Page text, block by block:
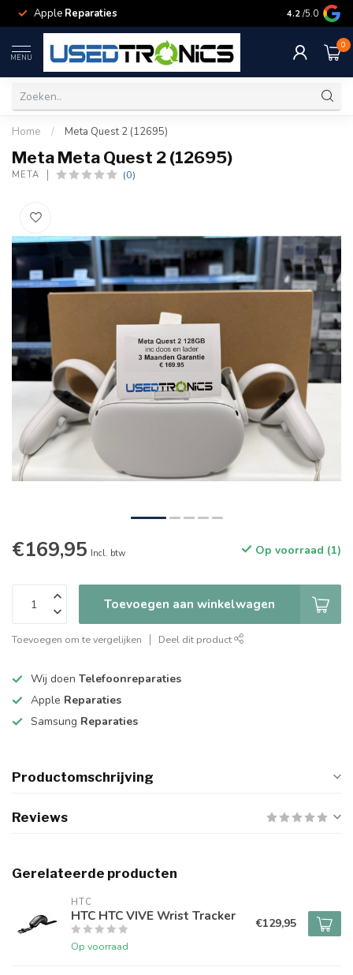
Apple Reparaties Samsung
4.2 /5.0
MENU
0
Home / Meta Quest 2 (12695)
Meta Meta Quest 2 (12695)
META (0)
€169,95 Incl. btw Op voorraad (1)
Toevoegen aan winkelwagen
Toevoegen om te vergelijken Deel dit product
Wij doen Telefoonreparaties
Apple Reparaties
Samsung Reparaties
Productomschrijving
Reviews
Gerelateerde producten
HTC
HTC HTC VIVE Wrist Tracker
Op voorraad
€129,95